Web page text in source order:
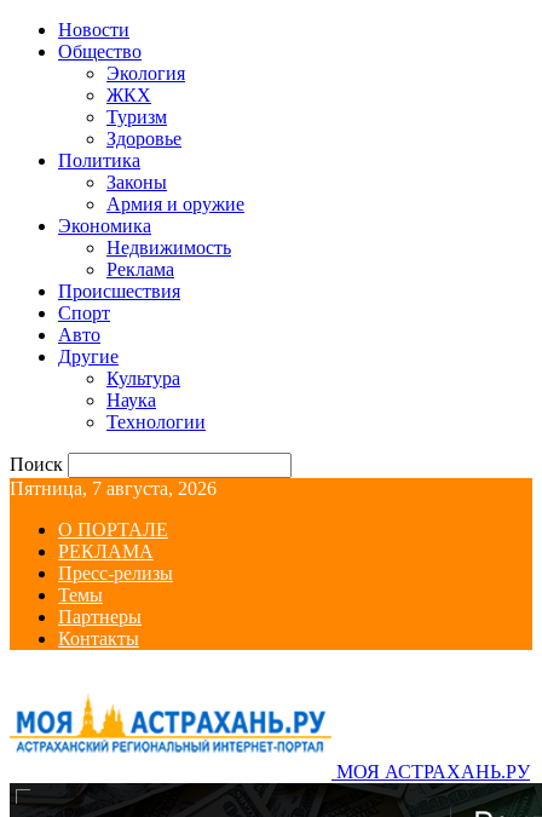
Новости
Общество
Экология
ЖКХ
Туризм
Здоровье
Политика
Законы
Армия и оружие
Экономика
Недвижимость
Реклама
Происшествия
Спорт
Авто
Другие
Культура
Наука
Технологии
Поиск
Пятница, 7 августа, 2026
О ПОРТАЛЕ
РЕКЛАМА
Пресс-релизы
Темы
Партнеры
Контакты
МОЯ АСТРАХАНЬ.РУ